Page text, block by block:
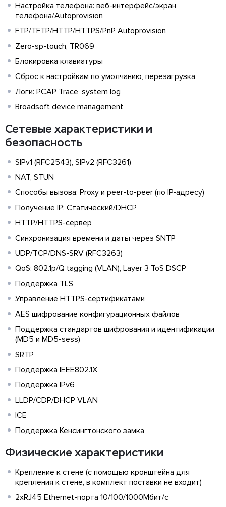
Настройка телефона: веб-интерфейс/экран
телефона/Autoprovision
FTP/TFTP/HTTP/HTTPS/PnP Autoprovision
Zero-sp-touch, TR069
Блокировка клавиатуры
Сброс к настройкам по умолчанию, перезагрузка
Логи: PCAP Trace, system log
Broadsoft device management
Сетевые характеристики и
безопасность
SIPv1 (RFC2543), SIPv2 (RFC3261)
NAT, STUN
Способы вызова: Proxy и peer-to-peer (по IP-адресу)
Получение IP: Статический/DHCP
HTTP/HTTPS-сервер
Синхронизация времени и даты через SNTP
UDP/TCP/DNS-SRV (RFC3263)
QoS: 802.1p/Q tagging (VLAN), Layer 3 ToS DSCP
Поддержка TLS
Управление HTTPS-сертификатами
AES шифрование конфигурационных файлов
Поддержка стандартов шифрования и идентификации
(MD5 и MD5-sess)
SRTP
Поддержка IEEE802.1X
Поддержка IPv6
LLDP/CDP/DHCP VLAN
ICE
Поддержка Кенсингтонского замка
Физические характеристики
Крепление к стене (с помощью кронштейна для
крепления к стене, в комплект поставки не входит)
2хRJ45 Ethernet-порта 10/100/1000Мбит/с